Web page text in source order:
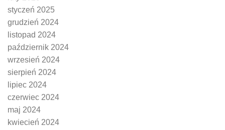
styczeń 2025
grudzień 2024
listopad 2024
październik 2024
wrzesień 2024
sierpień 2024
lipiec 2024
czerwiec 2024
maj 2024
kwiecień 2024